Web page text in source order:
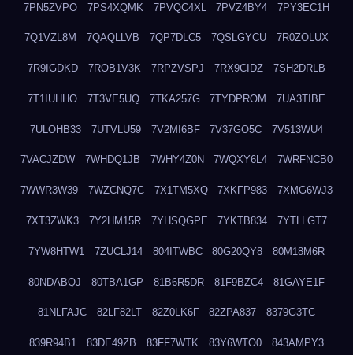
7PN5ZVPO 7PS4XQMK 7PVQC4XL 7PVZ4BY4 7PY3EC1H
7Q1VZL8M 7QAQLLVB 7QP7DLC5 7QSLGYCU 7R0ZOLUX
7R9IGDKD 7ROB1V3K 7RPZVSPJ 7RX9CIDZ 7SH2DRLB
7T1IUHHO 7T3VE5UQ 7TKA257G 7TYDPROM 7UA3TIBE
7ULOHB33 7UTVLU59 7V2MI6BF 7V37GO5C 7V513WU4
7VACJZDW 7WHDQ1JB 7WHY4Z0N 7WQXY6L4 7WRFNCB0
7WWR3W39 7WZCNQ7C 7X1TM5XQ 7XKFP983 7XMG6WJ3
7XT3ZWK3 7Y2HM15R 7YHSQGPE 7YKTB834 7YTLLGT7
7YW8HTW1 7ZUCLJ14 804ITWBC 80G20QY8 80M18M6R
80NDABQJ 80TBA1GP 81B6R5DR 81F9BZC4 81GAYE1F
81NLFAJC 82LF82LT 82Z0LK6F 82ZPA837 8379G3TC
839R94B1 83DE49ZB 83FF7WTK 83Y6WTO0 843AMPY3